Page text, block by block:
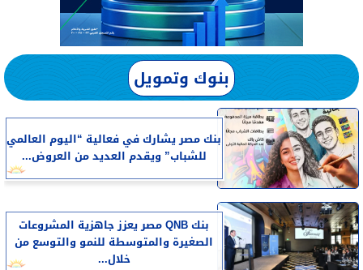
بنوك وتمويل
بنك مصر يشارك في فعالية “اليوم العالمي
للشباب” ويقدم العديد من العروض...
بنك QNB مصر يعزز جاهزية المشروعات
الصغيرة والمتوسطة للنمو والتوسع من
خلال...